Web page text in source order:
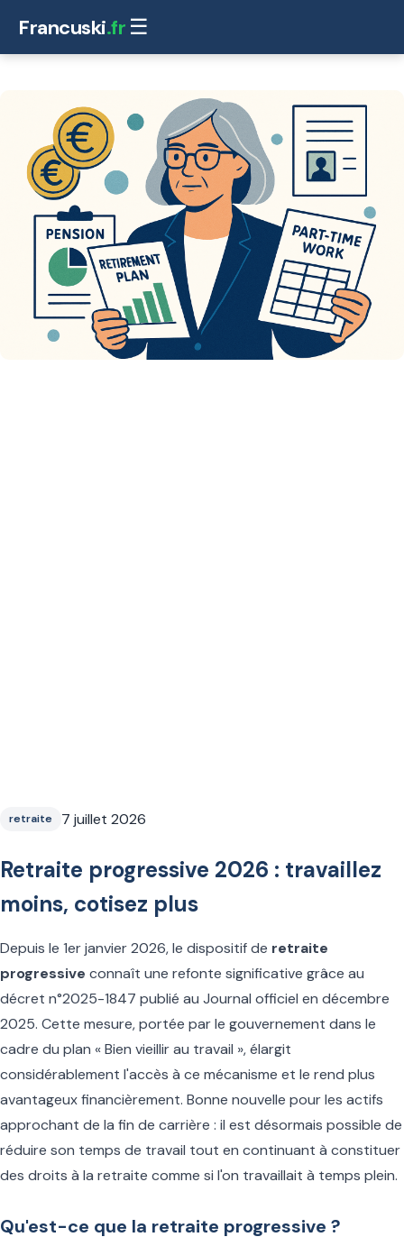
Francuski.fr ☰
retraite 7 juillet 2026
Retraite progressive 2026 : travaillez
moins, cotisez plus
Depuis le 1er janvier 2026, le dispositif de retraite
progressive connaît une refonte significative grâce au
décret n°2025-1847 publié au Journal officiel en décembre
2025. Cette mesure, portée par le gouvernement dans le
cadre du plan « Bien vieillir au travail », élargit
considérablement l'accès à ce mécanisme et le rend plus
avantageux financièrement. Bonne nouvelle pour les actifs
approchant de la fin de carrière : il est désormais possible de
réduire son temps de travail tout en continuant à constituer
des droits à la retraite comme si l'on travaillait à temps plein.
Qu'est-ce que la retraite progressive ?